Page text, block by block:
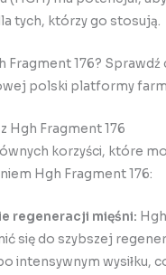
tych, którzy go stosują.
Fragment 176? Sprawdź
polski platformy
Hgh Fragment 176
korzyści, które
Hgh Fragment 176:
regeneracji mięśni:
się do szybszej
intensywnym wysiłku,